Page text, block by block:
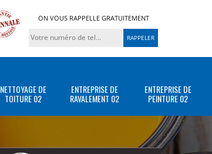
ON VOUS RAPPELLE GRATUITEMENT
NETTOYAGE DE
TOITURE 02
ENTREPRISE DE
RAVALEMENT 02
ENTREPRISE DE
PEINTURE 02